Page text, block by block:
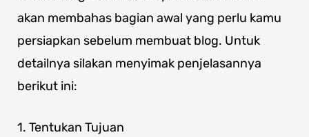
akan membahas bagian awal yang perlu kamu
persiapkan sebelum membuat blog. Untuk
detailnya silakan menyimak penjelasannya
berikut ini:
1. Tentukan Tujuan